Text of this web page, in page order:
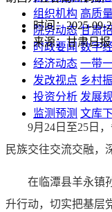
组织机构 高质
院务动态 甘肃
时政要闻 数字
经济动态 一带
发改视点 乡村
投资分析 发展
监测预测 文库
时间：2025-09-
来源：甘肃日报
9月24日至25日
民族交往交流交融，
在临潭县羊永镇
升行动，切实把基层